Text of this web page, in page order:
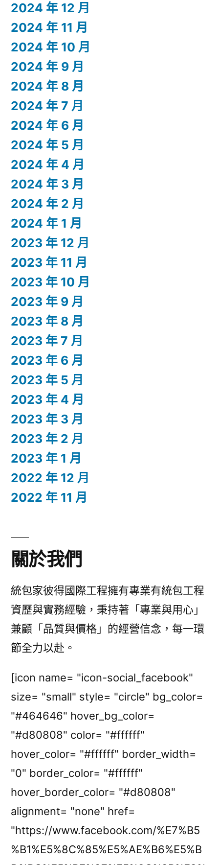
2024 年 12 月
2024 年 11 月
2024 年 10 月
2024 年 9 月
2024 年 8 月
2024 年 7 月
2024 年 6 月
2024 年 5 月
2024 年 4 月
2024 年 3 月
2024 年 2 月
2024 年 1 月
2023 年 12 月
2023 年 11 月
2023 年 10 月
2023 年 9 月
2023 年 8 月
2023 年 7 月
2023 年 6 月
2023 年 5 月
2023 年 4 月
2023 年 3 月
2023 年 2 月
2023 年 1 月
2022 年 12 月
2022 年 11 月
關於我們
統包家彼得國際工程擁有專業有統包工程
資歷與實務經驗，秉持著「專業與用心」
兼顧「品質與價格」的經營信念，每一環
節全力以赴。
[icon name= "icon-social_facebook"
size= "small" style= "circle" bg_color=
"#464646" hover_bg_color=
"#d80808" color= "#ffffff"
hover_color= "#ffffff" border_width=
"0" border_color= "#ffffff"
hover_border_color= "#d80808"
alignment= "none" href=
"https://www.facebook.com/%E7%B5
%B1%E5%8C%85%E5%AE%B6%E5%B